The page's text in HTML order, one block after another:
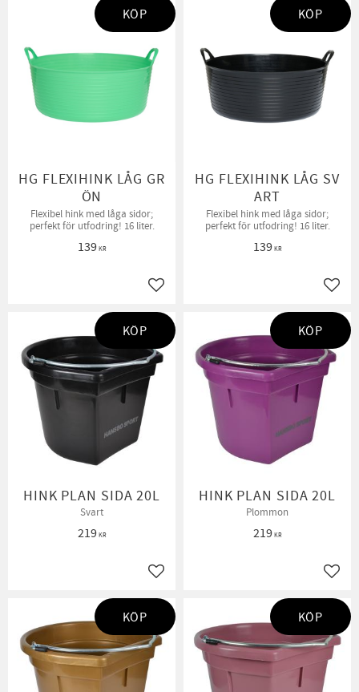
HG FLEXIHINK LÅG GR
ÖN
Flexibel hink med låga sidor;
perfekt för utfodring! 16 liter.
139KR
Lägg till i favoriter
KÖP
HG FLEXIHINK LÅG SV
ART
Flexibel hink med låga sidor;
perfekt för utfodring! 16 liter.
139KR
KÖP
HINK PLAN SIDA 20L
Svart
219KR
Lägg till i favoriter
KÖP
HINK PLAN SIDA 20L
Plommon
219KR
KÖP
KÖP KÖP